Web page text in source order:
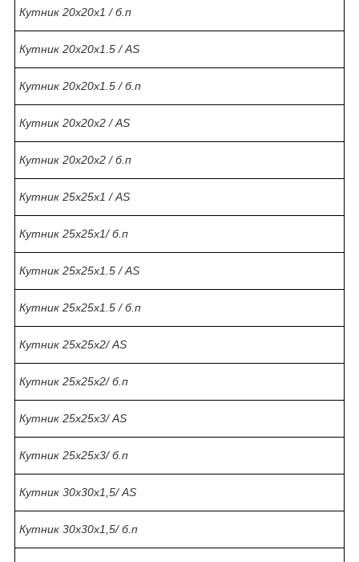
Кутник 20х20х1 / б.п
Кутник 20х20х1.5 / AS
Кутник 20х20х1.5 / б.п
Кутник 20х20х2 / AS
Кутник 20х20х2 / б.п
Кутник 25х25х1 / AS
Кутник 25х25х1/ б.п
Кутник 25х25х1.5 / AS
Кутник 25х25х1.5 / б.п
Кутник 25х25х2/ AS
Кутник 25х25х2/ б.п
Кутник 25х25х3/ AS
Кутник 25х25х3/ б.п
Кутник 30х30х1,5/ AS
Кутник 30х30х1,5/ б.п